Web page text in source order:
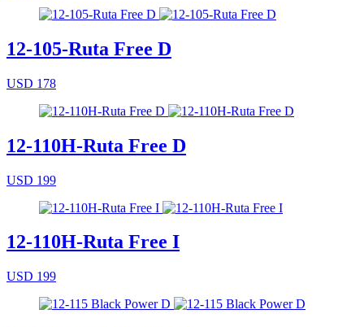
12-105-Ruta Free D
USD 178
12-110H-Ruta Free D
USD 199
12-110H-Ruta Free I
USD 199